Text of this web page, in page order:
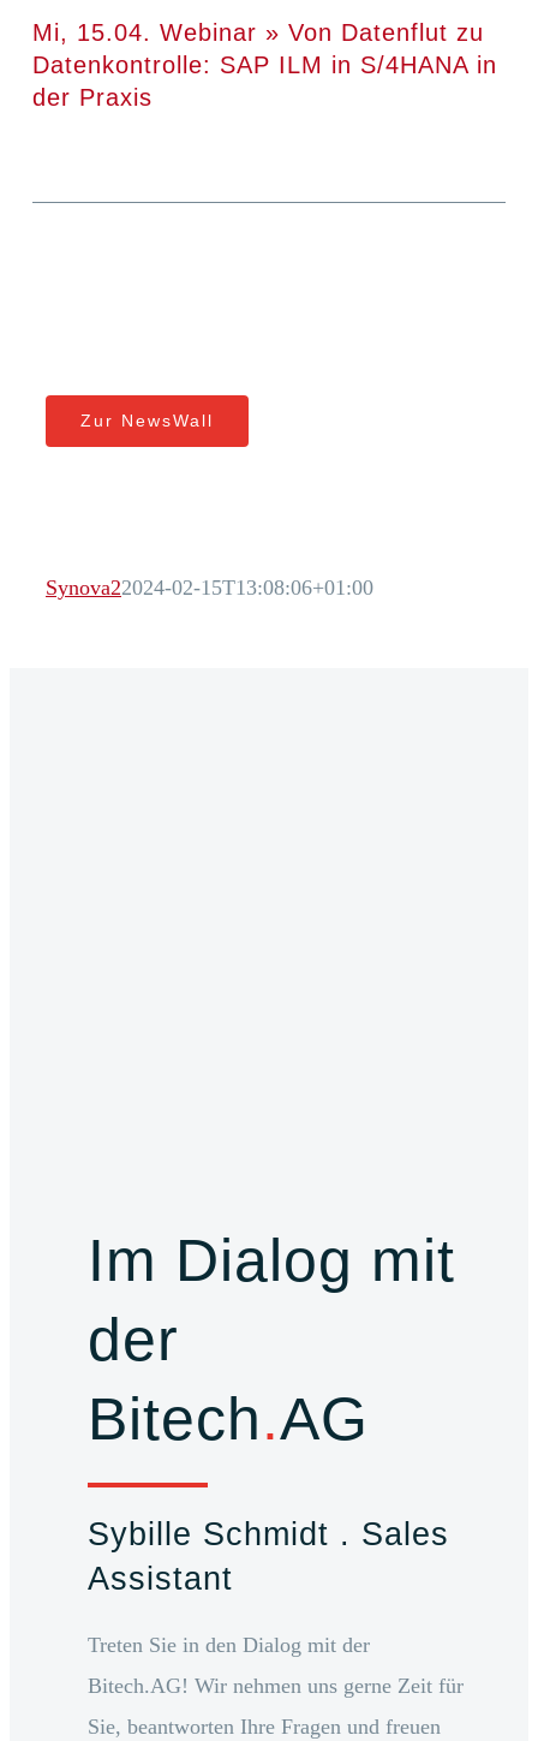
Mi, 15.04. Webinar » Von Datenflut zu
Datenkontrolle: SAP ILM in S/4HANA in
der Praxis
Zur NewsWall
Synova22024-02-15T13:08:06+01:00
Im Dialog mit
der
Bitech.AG
Sybille Schmidt . Sales
Assistant
Treten Sie in den Dialog mit der
Bitech.AG! Wir nehmen uns gerne Zeit für
Sie, beantworten Ihre Fragen und freuen